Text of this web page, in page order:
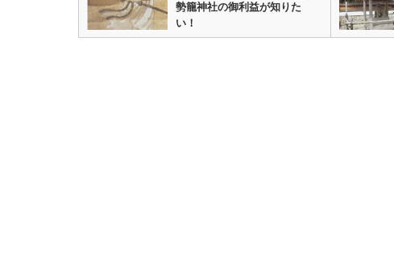
勢籠神社の御利益が知りた
い！